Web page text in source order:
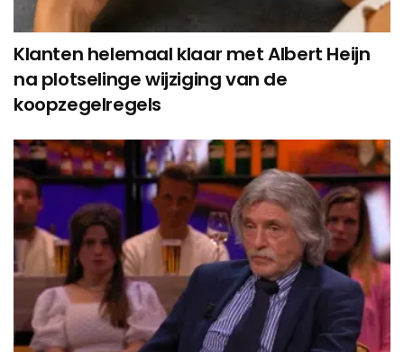
Klanten helemaal klaar met Albert Heijn
na plotselinge wijziging van de
koopzegelregels